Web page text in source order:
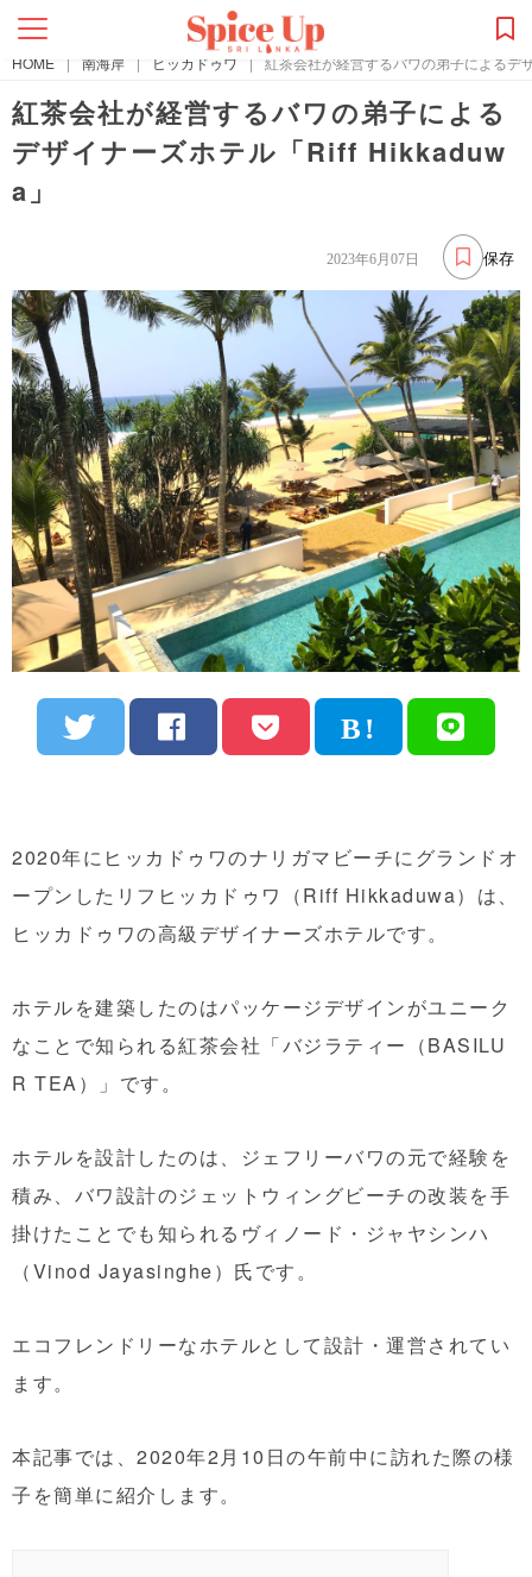
HOME | 南海岸 | ヒッカドゥワ | 紅茶会社が経営するバワの弟子によるデ
紅茶会社が経営するバワの弟子による
デザイナーズホテル「Riff Hikkaduw
a」
保存
2023年6月07日
2020年にヒッカドゥワのナリガマビーチにグランドオ
ープンしたリフヒッカドゥワ（Riff Hikkaduwa）は、
ヒッカドゥワの高級デザイナーズホテルです。
ホテルを建築したのはパッケージデザインがユニーク
なことで知られる紅茶会社「バジラティー（BASILU
R TEA）」です。
ホテルを設計したのは、ジェフリーバワの元で経験を
積み、バワ設計のジェットウィングビーチの改装を手
掛けたことでも知られるヴィノード・ジャヤシンハ
（Vinod Jayasinghe）氏です。
エコフレンドリーなホテルとして設計・運営されてい
ます。
本記事では、2020年2月10日の午前中に訪れた際の様
子を簡単に紹介します。